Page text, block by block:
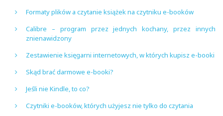
Formaty plików a czytanie książek na czytniku e-booków
Calibre – program przez jednych kochany, przez innych
znienawidzony
Zestawienie księgarni internetowych, w których kupisz e-booki
Skąd brać darmowe e-booki?
Jeśli nie Kindle, to co?
Czytniki e-booków, których użyjesz nie tylko do czytania